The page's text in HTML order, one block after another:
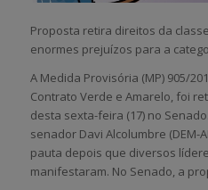
Proposta retira direitos da
enormes prejuízos para a
A Medida Provisória (MP) 905/
Contrato Verde e Amarelo, foi
desta sexta-feira (17) no
senador Davi Alcolumbre (DEM-
pauta depois que diversos
manifestaram. No Senado, a